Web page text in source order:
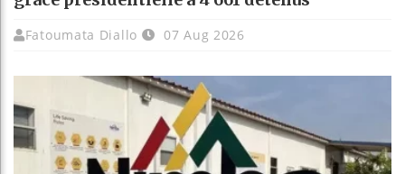
Fatoumata Diallo 07 Aug 2026